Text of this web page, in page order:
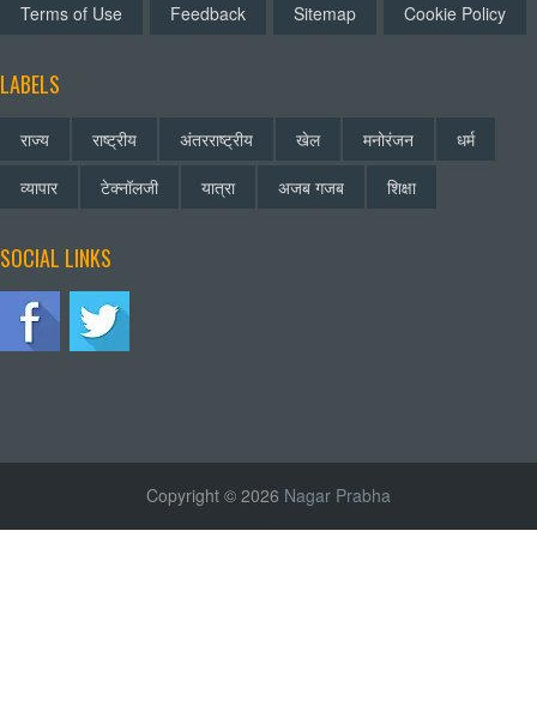
Terms of Use
Feedback Sitemap Cookie Policy
LABELS
राज्य राष्ट्रीय अंतरराष्ट्रीय खेल मनोरंजन
धर्म
व्यापार
टेक्नॉलजी यात्रा अजब गजब शिक्षा
SOCIAL LINKS
Copyright © 2026 Nagar Prabha